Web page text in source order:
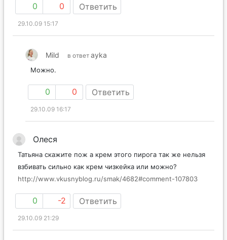
0 0 Ответить
29.10.09 15:17
Mild в ответ ayka
Можно.
0 0 Ответить
29.10.09 16:17
Олеся
Татьяна скажите пож а крем этого пирога так же нельзя
взбивать сильно как крем чизкейка или можно?
http://www.vkusnyblog.ru/smak/4682#comment-107803
0 -2 Ответить
29.10.09 21:29